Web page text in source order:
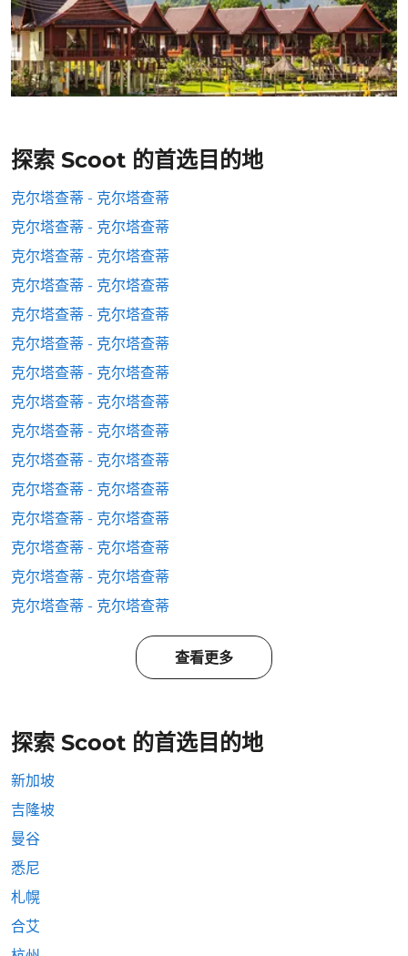
探索 Scoot 的首选目的地
克尔塔查蒂 - 克尔塔查蒂
克尔塔查蒂 - 克尔塔查蒂
克尔塔查蒂 - 克尔塔查蒂
克尔塔查蒂 - 克尔塔查蒂
克尔塔查蒂 - 克尔塔查蒂
克尔塔查蒂 - 克尔塔查蒂
克尔塔查蒂 - 克尔塔查蒂
克尔塔查蒂 - 克尔塔查蒂
克尔塔查蒂 - 克尔塔查蒂
克尔塔查蒂 - 克尔塔查蒂
克尔塔查蒂 - 克尔塔查蒂
克尔塔查蒂 - 克尔塔查蒂
克尔塔查蒂 - 克尔塔查蒂
克尔塔查蒂 - 克尔塔查蒂
克尔塔查蒂 - 克尔塔查蒂
查看更多
探索 Scoot 的首选目的地
新加坡
吉隆坡
曼谷
悉尼
札幌
合艾